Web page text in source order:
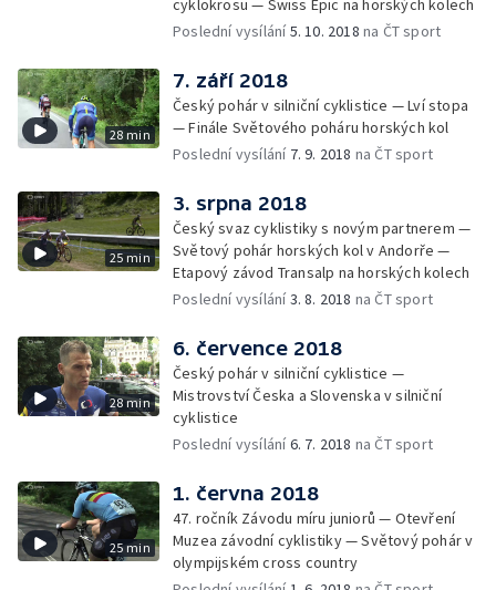
cyklokrosu — Swiss Epic na horských kolech
Poslední vysílání5. 10. 2018 na ČT sport
28 min
7. září 2018
Český pohár v silniční cyklistice — Lví stopa
— Finále Světového poháru horských kol
Poslední vysílání 7. 9. 2018 na ČT sport
25 min
3. srpna 2018
Český svaz cyklistiky s novým partnerem —
Světový pohár horských kol v Andorře —
Etapový závod Transalp na horských kolech
Poslední vysílání3. 8. 2018 na ČT sport
28 min
6. července 2018
Český pohár v silniční cyklistice —
Mistrovství Česka a Slovenska v silniční
cyklistice
Poslední vysílání6. 7. 2018 na ČT sport
25 min
1. června 2018
47. ročník Závodu míru juniorů — Otevření
Muzea závodní cyklistiky — Světový pohár v
olympijském cross country